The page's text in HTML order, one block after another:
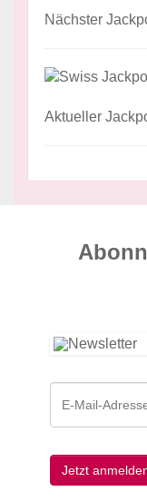
Nächster
Aktueller